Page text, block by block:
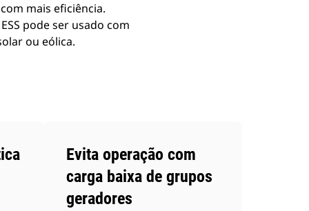
mais eficiência.
pode ser usado com
ou eólica.
Evita operação com
carga baixa de grupos
geradores